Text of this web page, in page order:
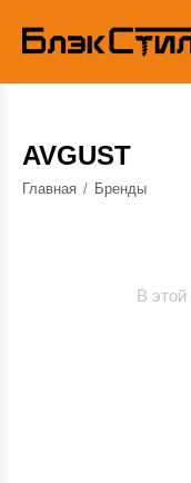
AVGUST
Главная / Бренды
В этой